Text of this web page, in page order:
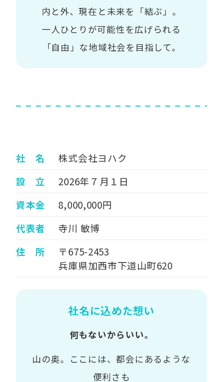
内と外、現在と未来を「結ぶ」。
一人ひとりが可能性を広げられる
「自由」な地域社会を目指して。
社 名
株式会社ヨハク
設 立
2026年７月１日
資本金
8,000,000円
代表者
寺川 敏博
住 所
〒675-2453
兵庫県加西市下道山町620
社名に込めた想い
何もないからいい。
山の奥。ここには、都会にあるような
便利さも